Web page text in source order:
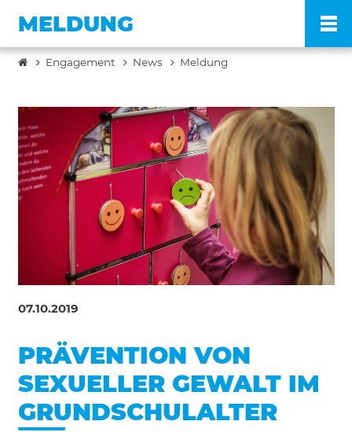
MELDUNG
Engagement News Meldung
07.10.2019
PRÄVENTION VON
SEXUELLER GEWALT IM
GRUNDSCHULALTER